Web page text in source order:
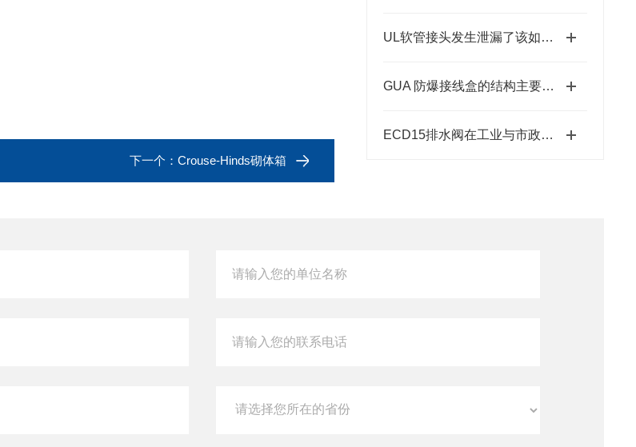
UL软管接头发生泄漏了该如何补救？
GUA 防爆接线盒的结构主要包括外壳、端子板、密封圈、接线孔等部分
ECD15排水阀在工业与市政排水系统中的关键作用
下一个： Crouse-Hinds砌体箱